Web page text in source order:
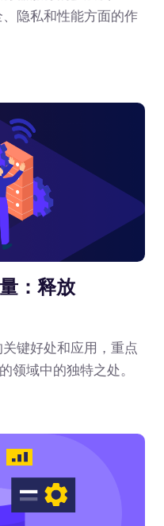
隐私和性能方面的作
：释放
键好处和应用，重点
领域中的独特之处。